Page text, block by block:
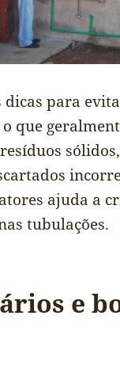
para
que
ajuda a
tubulações.
e